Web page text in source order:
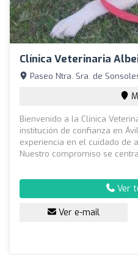
Clínica Veterinaria
Paseo Ntra. Sra. de
Bienvenido a la Clínica
institución de confianza en
experiencia en el cuidado de
Nuestro compromiso se
Ver
Ver e-mail